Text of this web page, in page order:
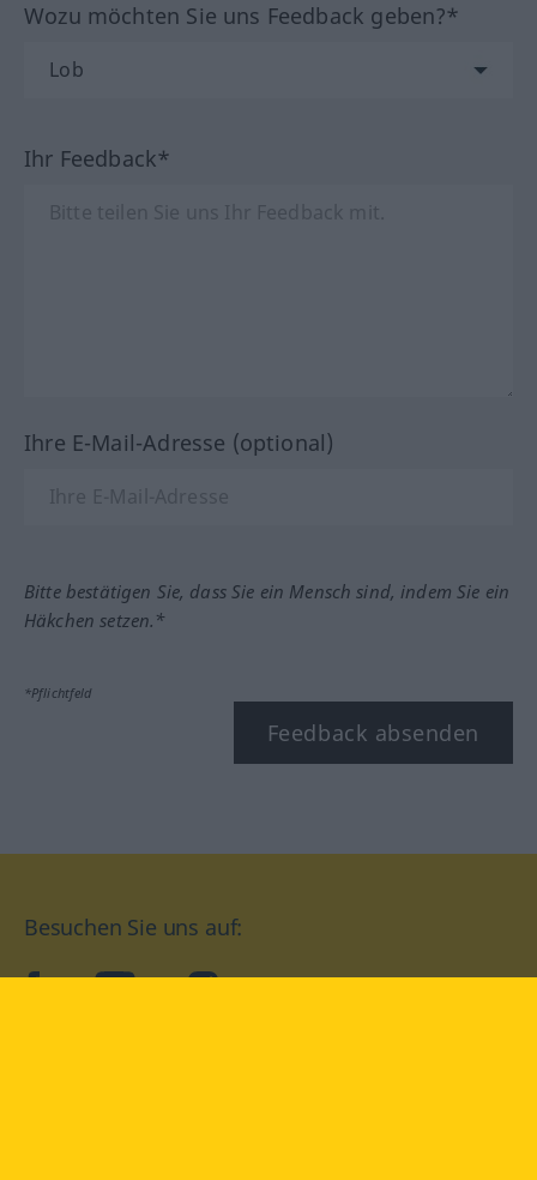
Wozu möchten Sie uns Feedback geben?*
Ihr Feedback*
Ihre E-Mail-Adresse (optional)
Bitte bestätigen Sie, dass Sie ein Mensch sind, indem Sie ein
Häkchen setzen.*
*Pflichtfeld
Feedback absenden
Besuchen Sie uns auf:
facebookYouTube Instagram